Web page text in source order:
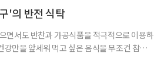
과 연령, 거주지역, 소득, 가구형태, 일자리 유
'의 반전 식탁
면서도 반찬과 가공식품을 적극적으로 이용하
만을 앞세워 먹고 싶은 음식을 무조건 참기보